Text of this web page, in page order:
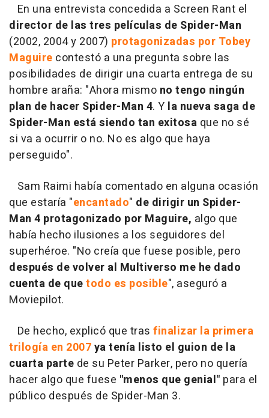
En una entrevista concedida a Screen Rant el
director de las tres películas de Spider-Man
(2002, 2004 y 2007) protagonizadas por Tobey
Maguire contestó a una pregunta sobre las
posibilidades de dirigir una cuarta entrega de su
hombre araña: "Ahora mismo no tengo ningún
plan de hacer Spider-Man 4. Y la nueva saga de
Spider-Man está siendo tan exitosa que no sé
si va a ocurrir o no. No es algo que haya
perseguido".
Sam Raimi había comentado en alguna ocasión
que estaría "encantado" de dirigir un Spider-
Man 4 protagonizado por Maguire, algo que
había hecho ilusiones a los seguidores del
superhéroe. "No creía que fuese posible, pero
después de volver al Multiverso me he dado
cuenta de quetodo es posible", aseguró a
Moviepilot.
De hecho, explicó que tras finalizar la primera
trilogía en 2007ya tenía listo el guion de la
cuarta parte de su Peter Parker, pero no quería
hacer algo que fuese "menos que genial" para el
público después de Spider-Man 3.